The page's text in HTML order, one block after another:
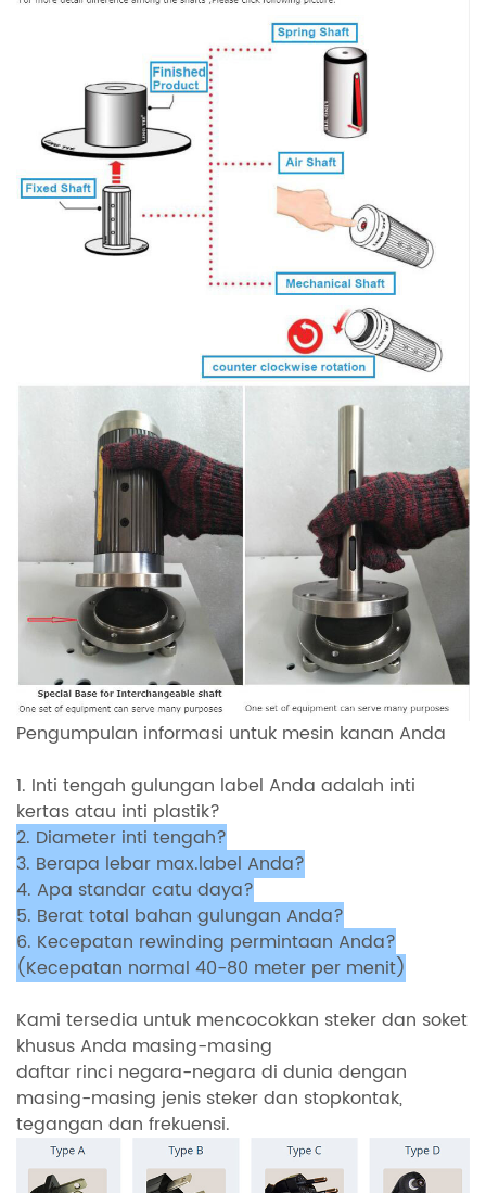
Pengumpulan informasi untuk mesin kanan Anda
1. Inti tengah gulungan label Anda adalah inti
kertas atau inti plastik?
2. Diameter inti tengah?
3. Berapa lebar max.label Anda?
4. Apa standar catu daya?
5. Berat total bahan gulungan Anda?
6. Kecepatan rewinding permintaan Anda?
(Kecepatan normal 40-80 meter per menit)
Kami tersedia untuk mencocokkan steker dan soket
khusus Anda masing-masing
daftar rinci negara-negara di dunia dengan
masing-masing jenis steker dan stopkontak,
tegangan dan frekuensi.